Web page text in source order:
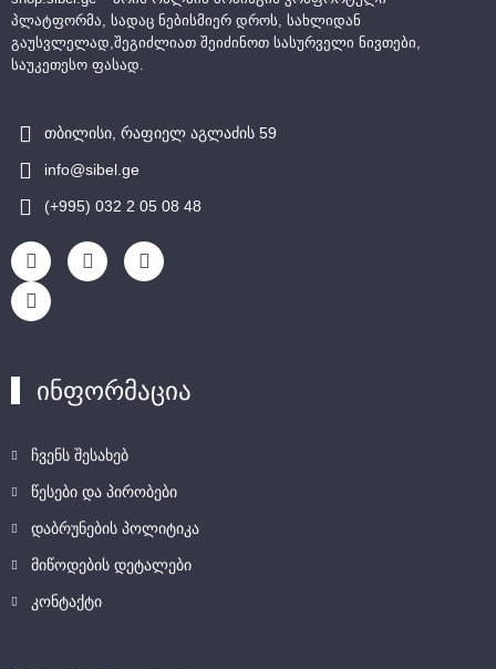
პლატფორმა, სადაც ნებისმიერ დროს, სახლიდან
გაუსვლელად,შეგიძლიათ შეიძინოთ სასურველი ნივთები,
საუკეთესო ფასად.
თბილისი, რაფიელ აგლაძის 59
info@sibel.ge
(+995) 032 2 05 08 48
ინფორმაცია
ჩვენს შესახებ
წესები და პირობები
დაბრუნების პოლიტიკა
მიწოდების დეტალები
კონტაქტი